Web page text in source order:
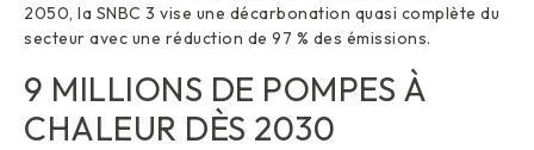
2050, la SNBC 3 vise une décarbonation quasi complète du
secteur avec une réduction de 97 % des émissions.
9 MILLIONS DE POMPES À
CHALEUR DÈS 2030